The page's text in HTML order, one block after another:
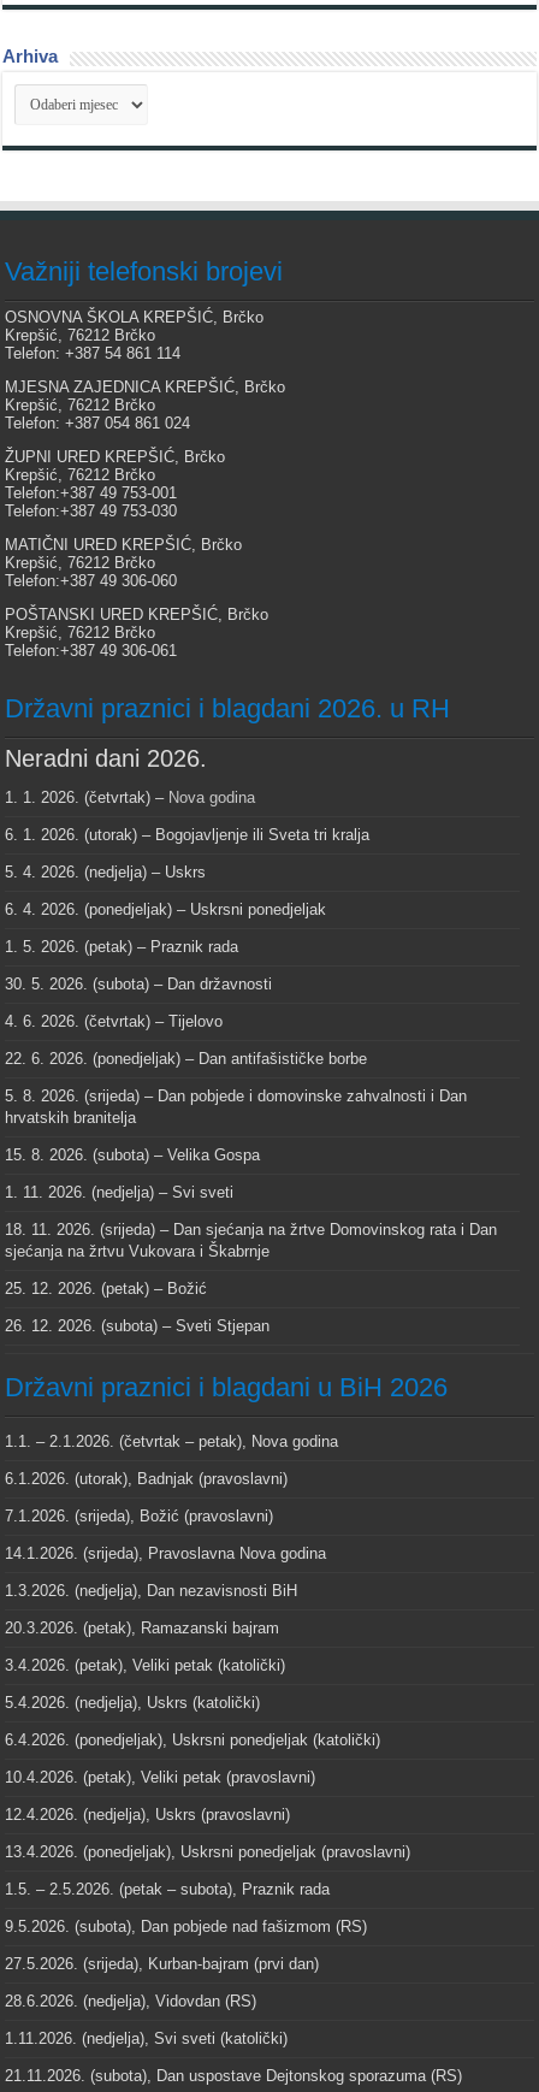
Arhiva
Arhiva
Važniji telefonski brojevi
OSNOVNA ŠKOLA KREPŠIĆ, Brčko
Krepšić, 76212 Brčko
Telefon: +387 54 861 114
MJESNA ZAJEDNICA KREPŠIĆ, Brčko
Krepšić, 76212 Brčko
Telefon: +387 054 861 024
ŽUPNI URED KREPŠIĆ, Brčko
Krepšić, 76212 Brčko
Telefon:+387 49 753-001
Telefon:+387 49 753-030
MATIČNI URED KREPŠIĆ, Brčko
Krepšić, 76212 Brčko
Telefon:+387 49 306-060
POŠTANSKI URED KREPŠIĆ, Brčko
Krepšić, 76212 Brčko
Telefon:+387 49 306-061
Državni praznici i blagdani 2026. u RH
Neradni dani 2026.
1. 1. 2026. (četvrtak) – Nova godina
6. 1. 2026. (utorak) – Bogojavljenje ili Sveta tri kralja
5. 4. 2026. (nedjelja) – Uskrs
6. 4. 2026. (ponedjeljak) – Uskrsni ponedjeljak
1. 5. 2026. (petak) – Praznik rada
30. 5. 2026. (subota) – Dan državnosti
4. 6. 2026. (četvrtak) – Tijelovo
22. 6. 2026. (ponedjeljak) – Dan antifašističke borbe
5. 8. 2026. (srijeda) – Dan pobjede i domovinske zahvalnosti i Dan
hrvatskih branitelja
15. 8. 2026. (subota) – Velika Gospa
1. 11. 2026. (nedjelja) – Svi sveti
18. 11. 2026. (srijeda) – Dan sjećanja na žrtve Domovinskog rata i Dan
sjećanja na žrtvu Vukovara i Škabrnje
25. 12. 2026. (petak) – Božić
26. 12. 2026. (subota) – Sveti Stjepan
Državni praznici i blagdani u BiH 2026
1.1. – 2.1.2026. (četvrtak – petak), Nova godina
6.1.2026. (utorak), Badnjak (pravoslavni)
7.1.2026. (srijeda), Božić (pravoslavni)
14.1.2026. (srijeda), Pravoslavna Nova godina
1.3.2026. (nedjelja), Dan nezavisnosti BiH
20.3.2026. (petak), Ramazanski bajram
3.4.2026. (petak), Veliki petak (katolički)
5.4.2026. (nedjelja), Uskrs (katolički)
6.4.2026. (ponedjeljak), Uskrsni ponedjeljak (katolički)
10.4.2026. (petak), Veliki petak (pravoslavni)
12.4.2026. (nedjelja), Uskrs (pravoslavni)
13.4.2026. (ponedjeljak), Uskrsni ponedjeljak (pravoslavni)
1.5. – 2.5.2026. (petak – subota), Praznik rada
9.5.2026. (subota), Dan pobjede nad fašizmom (RS)
27.5.2026. (srijeda), Kurban-bajram (prvi dan)
28.6.2026. (nedjelja), Vidovdan (RS)
1.11.2026. (nedjelja), Svi sveti (katolički)
21.11.2026. (subota), Dan uspostave Dejtonskog sporazuma (RS)